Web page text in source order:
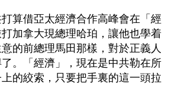
算借亞太經濟合作高峰會在「經
加拿大現總理哈珀，讓他也學着
的前總理馬田那樣，對於正義人
。「經濟」，現在是中共勒在所
的絞索，只要把手裏的這一頭拉